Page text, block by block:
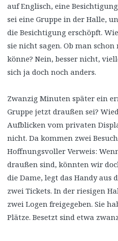
auf Englisch, eine
sei eine Gruppe in der Halle,
die Besichtigung erschöpft.
sie nicht sagen. Ob man
könne? Nein, besser nicht,
sich ja doch noch anders.
Zwanzig Minuten später ein
Gruppe jetzt draußen sei?
Aufblicken vom privaten
nicht. Da kommen zwei
Hoffnungsvoller Verweis:
draußen sind, könnten wir
die Dame, legt das Handy aus
zwei Tickets. In der riesigen
zwei Logen freigegeben. Sie
Plätze. Besetzt sind etwa